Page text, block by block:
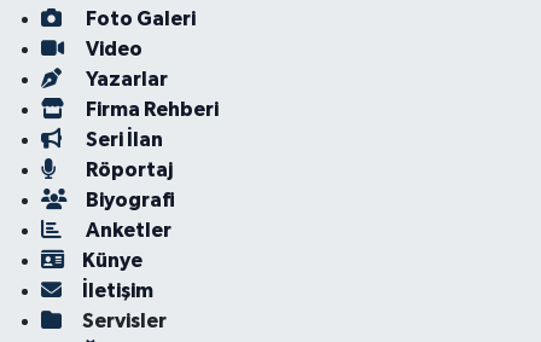
Foto Galeri
Video
Yazarlar
Firma Rehberi
Seri İlan
Röportaj
Biyografi
Anketler
Künye
İletişim
Servisler